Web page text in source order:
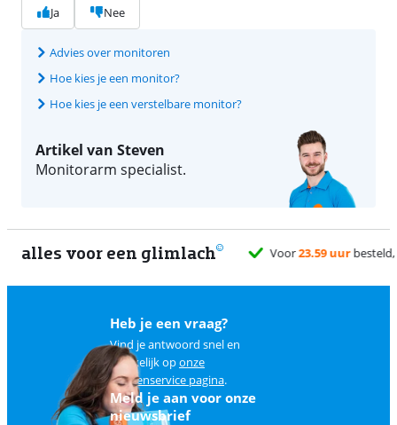
Ja Nee
Advies over monitoren
Hoe kies je een monitor?
Hoe kies je een verstelbare monitor?
Artikel van Steven
Monitorarm specialist.
alles voor een glimlach
Heb je een vraag?
Vind je antwoord snel en
makkelijk oponze
klantenservice pagina.
Meld je aan voor onze
nieuwsbrief